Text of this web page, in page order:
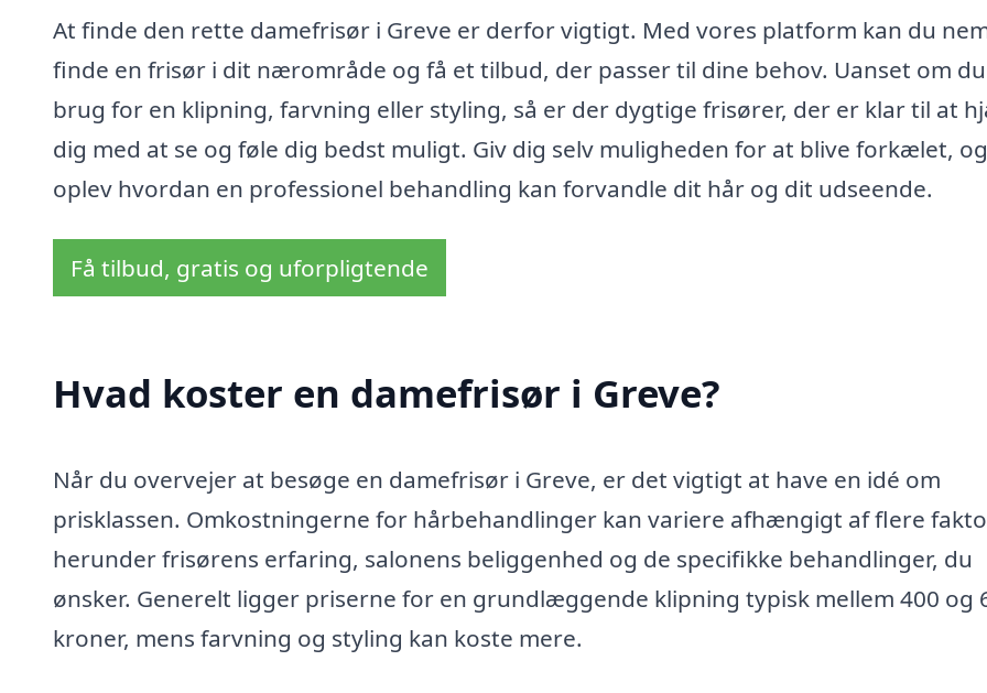
At finde den rette damefrisør i Greve er derfor vigtigt. Med vores platform kan du
finde en frisør i dit nærområde og få et tilbud, der passer til dine behov. Uanset om
brug for en klipning, farvning eller styling, så er der dygtige frisører, der er klar til at
dig med at se og føle dig bedst muligt. Giv dig selv muligheden for at blive forkælet, og
oplev hvordan en professionel behandling kan forvandle dit hår og dit udseende.
Få tilbud, gratis og uforpligtende
Hvad koster en damefrisør i Greve?
Når du overvejer at besøge en damefrisør i Greve, er det vigtigt at have en idé om
prisklassen. Omkostningerne for hårbehandlinger kan variere afhængigt af flere
herunder frisørens erfaring, salonens beliggenhed og de specifikke behandlinger, du
ønsker. Generelt ligger priserne for en grundlæggende klipning typisk mellem 400 og
kroner, mens farvning og styling kan koste mere.